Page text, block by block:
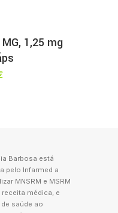
1,25 mg
Barbosa está
pelo Infarmed a
MNSRM e MSRM
receita médica, e
saúde ao